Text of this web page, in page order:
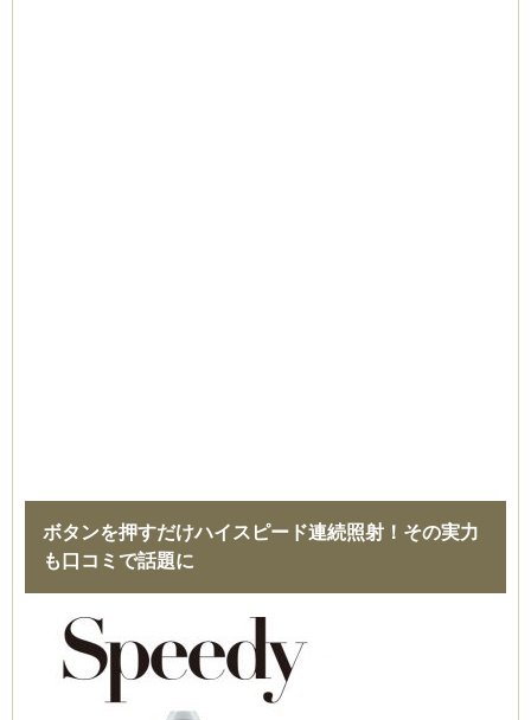
ボタンを押すだけハイスピード連続照射！その実力
も口コミで話題に